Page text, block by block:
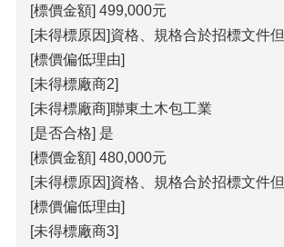
[標價金額] 499,000元
[未得標原因]資格、規格合於招標文件
[標價偏低理由]
[未得標廠商2]
[未得標廠商]聯東土木包工業
[是否合格] 是
[標價金額] 480,000元
[未得標原因]資格、規格合於招標文件
[標價偏低理由]
[未得標廠商3]